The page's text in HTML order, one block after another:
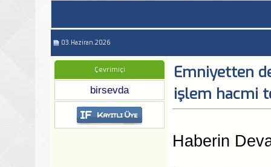
03.Haziran.2026
Çevrimiçi
birsevda
Emniyetten
işlem hacmi
Haberin